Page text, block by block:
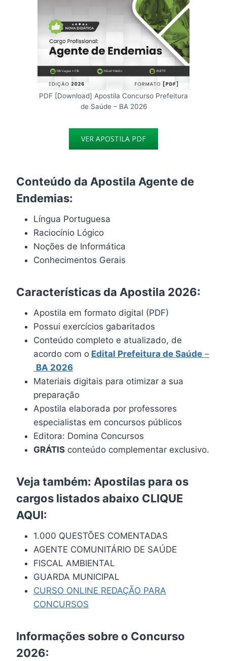
PDF [Download] Apostila Concurso Prefeitura
de Saúde – BA 2026
VER APOSTILA PDF
Conteúdo da Apostila Agente de
Endemias:
Língua Portuguesa
Raciocínio Lógico
Noções de Informática
Conhecimentos Gerais
Características da Apostila 2026:
Apostila em formato digital (PDF)
Possui exercícios gabaritados
Conteúdo completo e atualizado, de
acordo com o Edital Prefeitura de Saúde –
BA 2026
Materiais digitais para otimizar a sua
preparação
Apostila elaborada por professores
especialistas em concursos públicos
Editora: Domina Concursos
GRÁTIS conteúdo complementar exclusivo.
Veja também: Apostilas para os
cargos listados abaixo CLIQUE
AQUI:
1.000 QUESTÕES COMENTADAS
AGENTE COMUNITÁRIO DE SAÚDE
FISCAL AMBIENTAL
GUARDA MUNICIPAL
CURSO ONLINE REDAÇÃO PARA
CONCURSOS
Informações sobre o Concurso
2026: